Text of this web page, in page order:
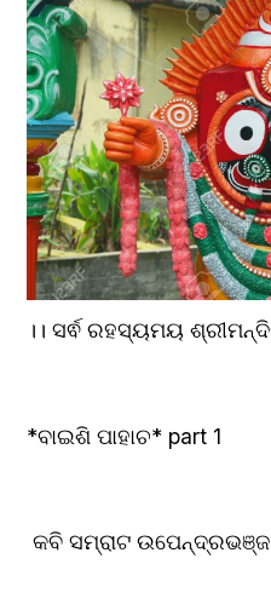
।। ସର୍ଵ ରହସ୍ୟମୟ
*ବାଇଶି ପାହାଚ* part 1
କବି ସମ୍ରାଟ